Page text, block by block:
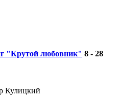
"Крутой любовник" 8 - 28
Кулицкий